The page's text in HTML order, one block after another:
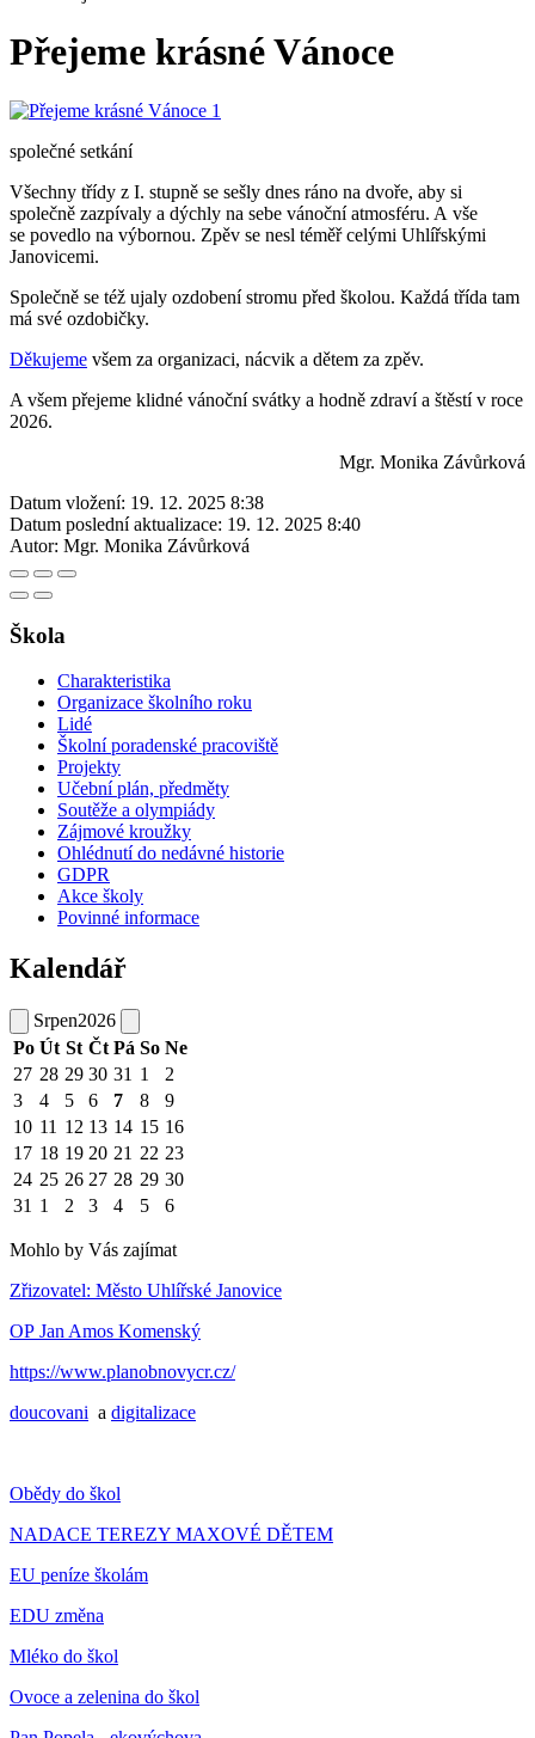
Přejeme krásné Vánoce
společné setkání
Všechny třídy z I. stupně se sešly dnes ráno na dvoře, aby si
společně zazpívaly a dýchly na sebe vánoční atmosféru. A vše
se povedlo na výbornou. Zpěv se nesl téměř celými Uhlířskými
Janovicemi.
Společně se též ujaly ozdobení stromu před školou. Každá třída tam
má své ozdobičky.
Děkujeme všem za organizaci, nácvik a dětem za zpěv.
A všem přejeme klidné vánoční svátky a hodně zdraví a štěstí v roce
2026.
Mgr. Monika Závůrková
Datum vložení: 19. 12. 2025 8:38
Datum poslední aktualizace: 19. 12. 2025 8:40
Autor: Mgr. Monika Závůrková
Škola
Charakteristika
Organizace školního roku
Lidé
Školní poradenské pracoviště
Projekty
Učební plán, předměty
Soutěže a olympiády
Zájmové kroužky
Ohlédnutí do nedávné historie
GDPR
Akce školy
Povinné informace
Kalendář
Srpen2026
Po Út St Čt Pá So Ne
27 28 29 30 31 1
2
3
4 5 6 7 8
9
10 11 12 13 14 15 16
17 18 19 20 21 22 23
24 25 26 27 28 29 30
31 1 2 3 4 5 6
Mohlo by Vás zajímat
Zřizovatel: Město Uhlířské Janovice
OP Jan Amos Komenský
https://www.planobnovycr.cz/
doucovani a digitalizace
Obědy do škol
NADACE TEREZY MAXOVÉ DĚTEM
EU peníze školám
EDU změna
Mléko do škol
Ovoce a zelenina do škol